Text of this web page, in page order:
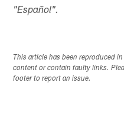
"Español".
This article has been reproduced
content or contain faulty links.
footer to report an issue.